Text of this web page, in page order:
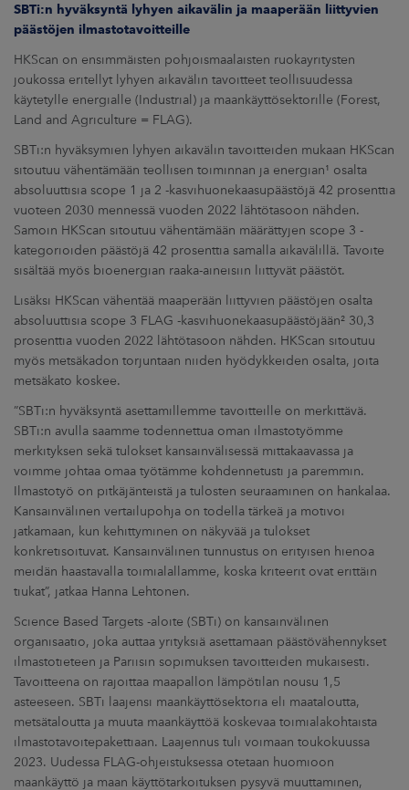
SBTi:n hyväksyntä lyhyen aikavälin ja maaperään liittyvien
päästöjen ilmastotavoitteille
HKScan on ensimmäisten pohjoismaalaisten ruokayritysten
joukossa eritellyt lyhyen aikavälin tavoitteet teollisuudessa
käytetylle energialle (Industrial) ja maankäyttösektorille (Forest,
Land and Agriculture = FLAG).
SBTi:n hyväksymien lyhyen aikavälin tavoitteiden mukaan HKScan
sitoutuu vähentämään teollisen toiminnan ja energian¹ osalta
absoluuttisia scope 1 ja 2 -kasvihuonekaasupäästöjä 42 prosenttia
vuoteen 2030 mennessä vuoden 2022 lähtötasoon nähden.
Samoin HKScan sitoutuu vähentämään määrättyjen scope 3 -
kategorioiden päästöjä 42 prosenttia samalla aikavälillä. Tavoite
sisältää myös bioenergian raaka-aineisiin liittyvät päästöt.
Lisäksi HKScan vähentää maaperään liittyvien päästöjen osalta
absoluuttisia scope 3 FLAG -kasvihuonekaasupäästöjään² 30,3
prosenttia vuoden 2022 lähtötasoon nähden. HKScan sitoutuu
myös metsäkadon torjuntaan niiden hyödykkeiden osalta, joita
metsäkato koskee.
”SBTi:n hyväksyntä asettamillemme tavoitteille on merkittävä.
SBTi:n avulla saamme todennettua oman ilmastotyömme
merkityksen sekä tulokset kansainvälisessä mittakaavassa ja
voimme johtaa omaa työtämme kohdennetusti ja paremmin.
Ilmastotyö on pitkäjänteistä ja tulosten seuraaminen on hankalaa.
Kansainvälinen vertailupohja on todella tärkeä ja motivoi
jatkamaan, kun kehittyminen on näkyvää ja tulokset
konkretisoituvat. Kansainvälinen tunnustus on erityisen hienoa
meidän haastavalla toimialallamme, koska kriteerit ovat erittäin
tiukat”, jatkaa Hanna Lehtonen.
Science Based Targets -aloite (SBTi) on kansainvälinen
organisaatio, joka auttaa yrityksiä asettamaan päästövähennykset
ilmastotieteen ja Pariisin sopimuksen tavoitteiden mukaisesti.
Tavoitteena on rajoittaa maapallon lämpötilan nousu 1,5
asteeseen. SBTi laajensi maankäyttösektoria eli maataloutta,
metsätaloutta ja muuta maankäyttöä koskevaa toimialakohtaista
ilmastotavoitepakettiaan. Laajennus tuli voimaan toukokuussa
2023. Uudessa FLAG-ohjeistuksessa otetaan huomioon
maankäyttö ja maan käyttötarkoituksen pysyvä muuttaminen,